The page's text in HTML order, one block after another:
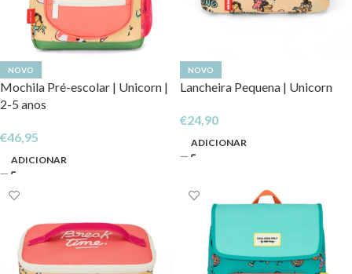
NOVO
Mochila Pré-escolar | Unicorn |
2-5 anos
€46,95
ADICIONAR
NOVO
Lancheira Pequena | Unicorn
€24,90
ADICIONAR